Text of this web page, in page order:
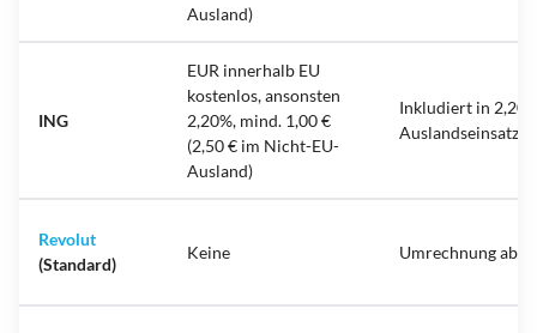
Ausland)
ING
EUR innerhalb EU
kostenlos, ansonsten
2,20%, mind. 1,00 €
(2,50 € im Nicht-EU-
Ausland)
Inkludiert in
Revolut
(Standard)
Keine Umrechnung ab